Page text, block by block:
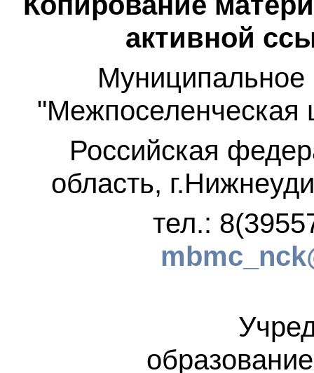
активной
Муниципальное
"Межпоселенческая
Российская
область,
тел.: